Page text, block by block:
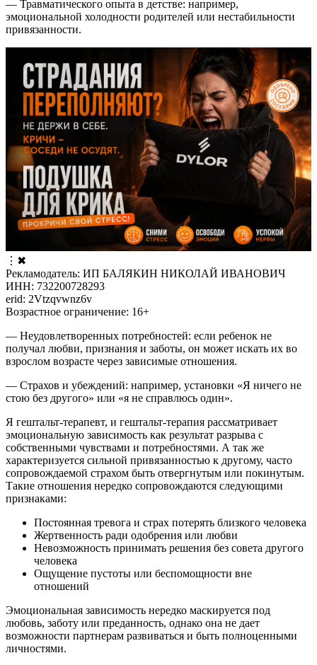
— Травматического опыта в детстве: например,
эмоциональной холодности родителей или нестабильности
привязанности.
⋮ ✖
Рекламодатель: ИП БАЛЯКИН НИКОЛАЙ ИВАНОВИЧ
ИНН: 732200728293
erid: 2Vtzqvwnz6v
Возрастное ограничение: 16+
— Неудовлетворенных потребностей: если ребенок не
получал любви, признания и заботы, он может искать их во
взрослом возрасте через зависимые отношения.
— Страхов и убеждений: например, установки «Я ничего не
стою без другого» или «я не справлюсь один».
Я гештальт-терапевт, и гештальт-терапия рассматривает
эмоциональную зависимость как результат разрыва с
собственными чувствами и потребностями. А так же
характеризуется сильной привязанностью к другому, часто
сопровождаемой страхом быть отвергнутым или покинутым.
Такие отношения нередко сопровождаются следующими
признаками:
Постоянная тревога и страх потерять близкого человека
Жертвенность ради одобрения или любви
Невозможность принимать решения без совета другого
человека
Ощущение пустоты или беспомощности вне
отношений
Эмоциональная зависимость нередко маскируется под
любовь, заботу или преданность, однако она не дает
возможности партнерам развиваться и быть полноценными
личностями.